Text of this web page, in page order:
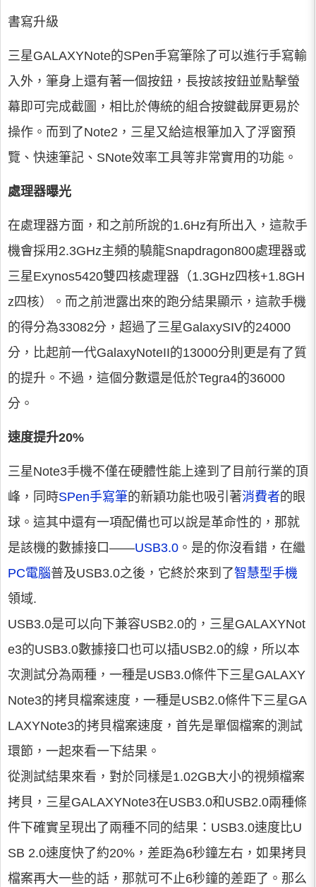
書寫升級
三星GALAXYNote的SPen手寫筆除了可以進行手寫輸
入外，筆身上還有著一個按鈕，長按該按鈕並點擊螢
幕即可完成截圖，相比於傳統的組合按鍵截屏更易於
操作。而到了Note2，三星又給這根筆加入了浮窗預
覽、快速筆記、SNote效率工具等非常實用的功能。
處理器曝光
在處理器方面，和之前所說的1.6Hz有所出入，這款手
機會採用2.3GHz主頻的驍龍Snapdragon800處理器或
三星Exynos5420雙四核處理器（1.3GHz四核+1.8GH
z四核）。而之前泄露出來的跑分結果顯示，這款手機
的得分為33082分，超過了三星GalaxySIV的24000
分，比起前一代GalaxyNoteII的13000分則更是有了質
的提升。不過，這個分數還是低於Tegra4的36000
分。
速度提升20%
三星Note3手機不僅在硬體性能上達到了目前行業的頂
峰，同時SPen手寫筆的新穎功能也吸引著消費者的眼
球。這其中還有一項配備也可以說是革命性的，那就
是該機的數據接口——USB3.0 。是的你沒看錯，在繼
PC電腦普及USB3.0之後，它終於來到了智慧型手機
領域.
USB3.0是可以向下兼容USB2.0的，三星GALAXYNot
e3的USB3.0數據接口也可以插USB2.0的線，所以本
次測試分為兩種，一種是USB3.0條件下三星GALAXY
Note3的拷貝檔案速度，一種是USB2.0條件下三星GA
LAXYNote3的拷貝檔案速度，首先是單個檔案的測試
環節，一起來看一下結果。
從測試結果來看，對於同樣是1.02GB大小的視頻檔案
拷貝，三星GALAXYNote3在USB3.0和USB2.0兩種條
件下確實呈現出了兩種不同的結果：USB3.0速度比U
SB 2.0速度快了約20%，差距為6秒鐘左右，如果拷貝
檔案再大一些的話，那就可不止6秒鐘的差距了。那么